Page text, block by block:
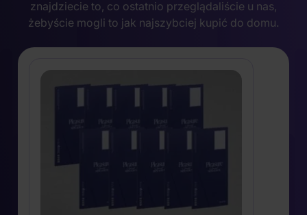
znajdziecie to, co ostatnio przeglądaliście u nas,
żebyście mogli to jak najszybciej kupić do domu.